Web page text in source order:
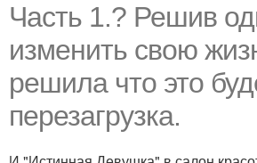
Часть 1.? Решив
изменить свою
решила что это
перезагрузка.